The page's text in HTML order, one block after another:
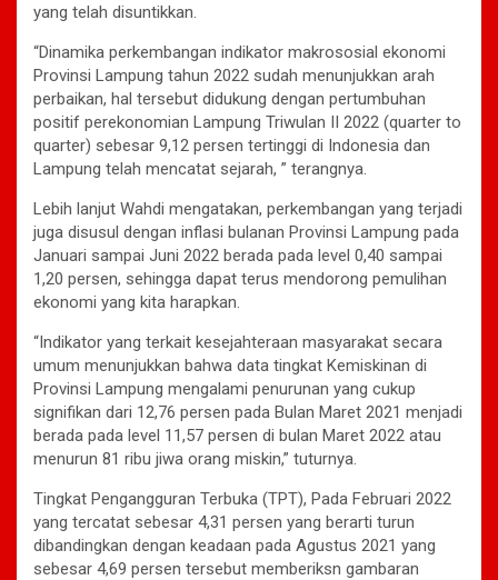
yang telah disuntikkan.
“Dinamika perkembangan indikator makrososial ekonomi
Provinsi Lampung tahun 2022 sudah menunjukkan arah
perbaikan, hal tersebut didukung dengan pertumbuhan
positif perekonomian Lampung Triwulan II 2022 (quarter to
quarter) sebesar 9,12 persen tertinggi di Indonesia dan
Lampung telah mencatat sejarah, ” terangnya.
Lebih lanjut Wahdi mengatakan, perkembangan yang terjadi
juga disusul dengan inflasi bulanan Provinsi Lampung pada
Januari sampai Juni 2022 berada pada level 0,40 sampai
1,20 persen, sehingga dapat terus mendorong pemulihan
ekonomi yang kita harapkan.
“Indikator yang terkait kesejahteraan masyarakat secara
umum menunjukkan bahwa data tingkat Kemiskinan di
Provinsi Lampung mengalami penurunan yang cukup
signifikan dari 12,76 persen pada Bulan Maret 2021 menjadi
berada pada level 11,57 persen di bulan Maret 2022 atau
menurun 81 ribu jiwa orang miskin,” tuturnya.
Tingkat Pengangguran Terbuka (TPT), Pada Februari 2022
yang tercatat sebesar 4,31 persen yang berarti turun
dibandingkan dengan keadaan pada Agustus 2021 yang
sebesar 4,69 persen tersebut memberiksn gambaran